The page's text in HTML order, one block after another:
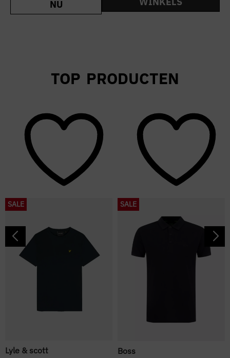
NU
TOP PRODUCTEN
SALE
Lyle & scott
SALE
Boss